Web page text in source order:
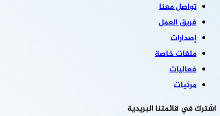
تواصل معنا
فريق العمل
إصدارات
ملفات خاصة
فعاليات
مرئيات
اشترك في قائمتنا البريدية